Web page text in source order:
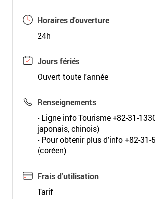
Horaires d'ouverture
24h
Jours fériés
Ouvert toute l'année
Renseignements
- Ligne info Tourisme +82-31-
japonais, chinois)
- Pour obtenir plus d'info +82-31-
(coréen)
Frais d'utilisation
Tarif